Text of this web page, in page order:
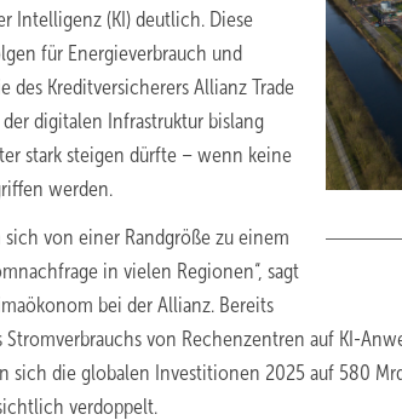
Intelligenz (KI) deutlich. Diese
für Energieverbrauch und
des Kreditversicherers Allianz Trade
digitalen Infrastruktur bislang
stark steigen dürfte – wenn keine
werden.
von einer Randgröße zu einem
in vielen Regionen“, sagt
bei der Allianz. Bereits
Stromverbrauchs von Rechenzentren auf KI-
sich die globalen Investitionen 2025 auf 580
verdoppelt.